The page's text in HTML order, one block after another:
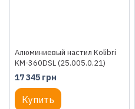
Алюминиевый настил Kolibri
KM-360DSL (25.005.0.21)
17 345 грн
Купить